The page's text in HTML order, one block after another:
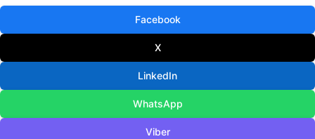
Facebook
X
LinkedIn
WhatsApp
Viber